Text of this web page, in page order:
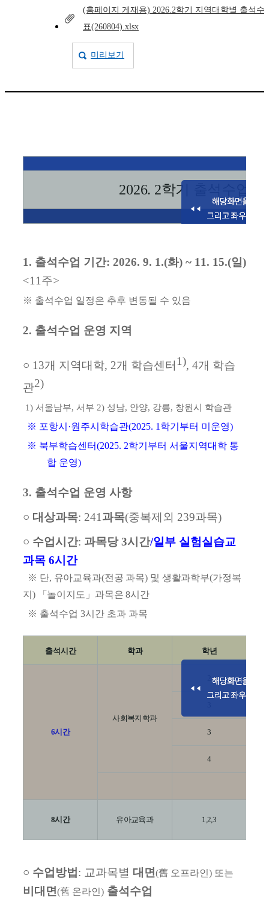
(홈페이지 게재용) 2026.2학기 지역대학별 출석수
표(260804).xlsx
미리보기
2026. 2학기 출석수업
1. 출석수업 기간: 2026. 9. 1.(화) ~ 11. 15.(일)
<11 주>
※ 출석수업 일정은 추후 변동될 수 있음
2. 출석수업 운영 지역
○ 13개 지역대학 , 2개 학습센터1) , 4개 학습
관2)
1) 서울남부, 서부 2) 성남, 안양, 강릉, 창원시 학습관
※ 포항시 ·원주시학습관(2025. 1 학기부터 미운영)
※ 북부학습센터(2025. 2학기부터 서울지역대학 통
합 운영)
3. 출석수업 운영 사항
○ 대상과목: 241 과목(중복제외 239과목)
○ 수업시간: 과목당3시간/일부 실험실습교
과목 6시간
※ 단, 유아교육과(전공 과목) 및 생활과학부(가정복
지 ) 「 놀이지도 」 과목은8시간
※ 출석수업 3시간 초과 과목
출석시간 학과 학년
6시간
사회복지학과
3
4
8시간 유아교육과 1,2,3
○ 수업방법 : 교과목별 대면 (舊 오프라인 ) 또는
비대면 (舊 온라인 ) 출석수업